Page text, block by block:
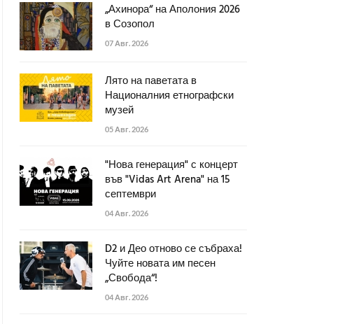
„Ахинора“ на Аполония 2026
в Созопол
07 Авг. 2026
Лято на паветата в
Националния етнографски
музей
05 Авг. 2026
"Нова генерация" с концерт
във "Vidas Art Arena" на 15
септември
04 Авг. 2026
D2 и Део отново се събраха!
Чуйте новата им песен
„Свобода“!
04 Авг. 2026